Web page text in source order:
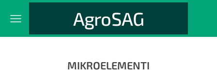
AgroSAG
MIKROELEMENTI